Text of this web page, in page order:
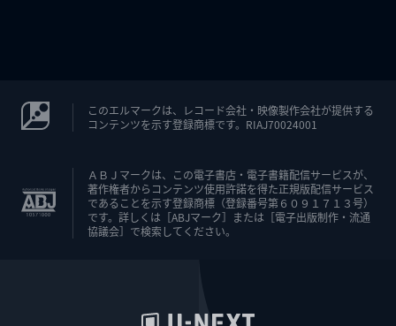
このエルマークは、レコード会社・映像製作会社が提供する
コンテンツを示す登録商標です。RIAJ70024001
ＡＢＪマークは、この電子書店・電子書籍配信サービスが、
著作権者からコンテンツ使用許諾を得た正規版配信サービス
であることを示す登録商標（登録番号第６０９１７１３号）
です。詳しくは［ABJマーク］または［電子出版制作・流通
協議会］で検索してください。